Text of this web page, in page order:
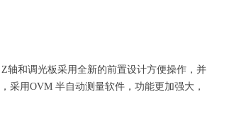
和调光板采用全新的前置设计方便操作，并
采用OVM 半自动测量软件，功能更加强大，